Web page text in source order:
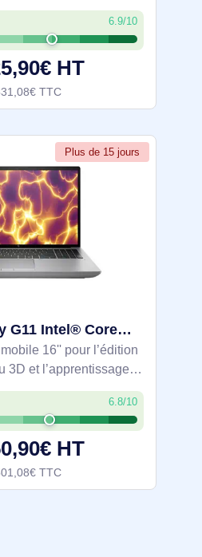
et GPU NVIDIA RTX
l’édition 8K, le rendu
Écran IPS
6.9/10
HT
TTC
Plus de 15 jours
HP ZBook Fury G11 Intel® Core™ i7 i7-14700HX Station de travail mobile 40,6 cm (16") WUXGA 32 Go DDR - 98K29ET#ABF
16'' pour l’édition
3D et l’apprentissage
Core i7‑14700HX, 32
PCIe 4.0 1 To et
Ada 8 Go pour
6.8/10
HT
TTC